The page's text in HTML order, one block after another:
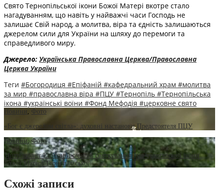
Свято Тернопільської ікони Божої Матері вкотре стало
нагадуванням, що навіть у найважчі часи Господь не
залишає Свій народ, а молитва, віра та єдність залишаються
джерелом сили для України на шляху до перемоги та
справедливого миру.
Джерело: Українська Православна Церква/Православна
Церква України
Теги #Богородиця #Епіфаній #кафедральний храм #молитва
за мир #православна віра #ПЦУ #Тернопіль #Тернопільська
ікона #українські воїни #Фонд Мефодія #церковне свято
Новини
Фото
«Бог є джерелом світла»: духовні настанови Предстоятеля ПЦУ
Новини,Фото
Митрополит Епіфаній очолив святкування дня чудотворної ікони
Божої Матері Тернопільської
Схожі записи